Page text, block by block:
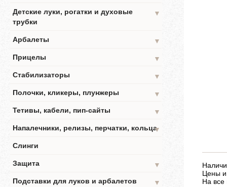
Детские луки, рогатки и духовые
трубки
▼
Арбалеты
▼
Прицелы
▼
Стабилизаторы
▼
Полочки, кликеры, плунжеры
▼
Тетивы, кабели, пип-сайты
▼
Напалечники, релизы, перчатки, кольца▼
Слинги
Защита
▼
Подставки для луков и арбалетов
▼
Цены
На все